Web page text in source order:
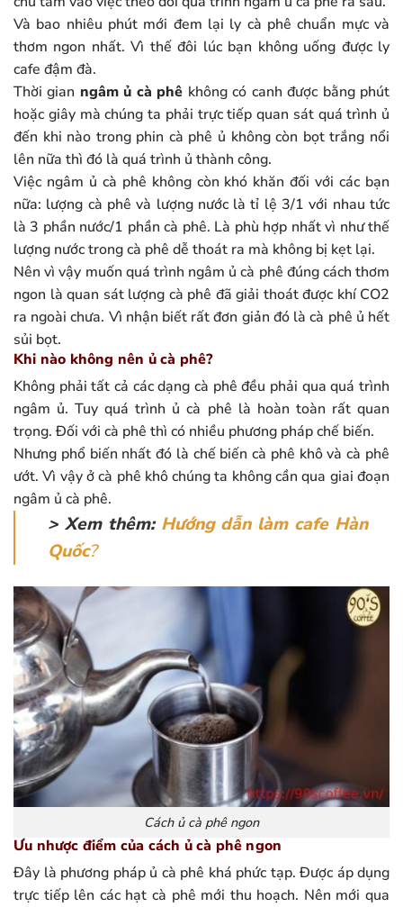
Và bao nhiêu phút mới đem lại ly cà phê chuẩn mực và
thơm ngon nhất. Vì thế đôi lúc bạn không uống được ly
cafe đậm đà.
Thời gian ngâm ủ cà phê không có canh được bằng phút
hoặc giây mà chúng ta phải trực tiếp quan sát quá trình ủ
đến khi nào trong phin cà phê ủ không còn bọt trắng nổi
lên nữa thì đó là quá trình ủ thành công.
Việc ngâm ủ cà phê không còn khó khăn đối với các bạn
nữa: lượng cà phê và lượng nước là tỉ lệ 3/1 với nhau tức
là 3 phần nước/1 phần cà phê. Là phù hợp nhất vì như thế
lượng nước trong cà phê dễ thoát ra mà không bị kẹt lại.
Nên vì vậy muốn quá trình ngâm ủ cà phê đúng cách thơm
ngon là quan sát lượng cà phê đã giải thoát được khí CO2
ra ngoài chưa. Vì nhận biết rất đơn giản đó là cà phê ủ hết
sủi bọt.
Khi nào không nên ủ cà phê?
Không phải tất cả các dạng cà phê đều phải qua quá trình
ngâm ủ. Tuy quá trình ủ cà phê là hoàn toàn rất quan
trọng. Đối với cà phê thì có nhiều phương pháp chế biến.
Nhưng phổ biến nhất đó là chế biến cà phê khô và cà phê
ướt. Vì vậy ở cà phê khô chúng ta không cần qua giai đoạn
ngâm ủ cà phê.
> Xem thêm:Hướng dẫn làm cafe Hàn
Quốc?
Cách ủ cà phê ngon
Ưu nhược điểm của cách ủ cà phê ngon
Đây là phương pháp ủ cà phê khá phức tạp. Được áp dụng
trực tiếp lên các hạt cà phê mới thu hoạch. Nên mới qua